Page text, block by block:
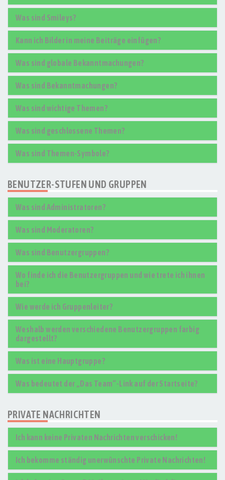
Was sind Smileys?
Kann ich Bilder in meine Beiträge einfügen?
Was sind globale Bekanntmachungen?
Was sind Bekanntmachungen?
Was sind wichtige Themen?
Was sind geschlossene Themen?
Was sind Themen-Symbole?
BENUTZER-STUFEN UND GRUPPEN
Was sind Administratoren?
Was sind Moderatoren?
Was sind Benutzergruppen?
Wo finde ich die Benutzergruppen und wie trete ich ihnen
bei?
Wie werde ich Gruppenleiter?
Weshalb werden verschiedene Benutzergruppen farbig
dargestellt?
Was ist eine Hauptgruppe?
Was bedeutet der „Das Team“-Link auf der Startseite?
PRIVATE NACHRICHTEN
Ich kann keine Privaten Nachrichten verschicken!
Ich bekomme ständig unerwünschte Private Nachrichten!